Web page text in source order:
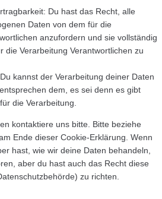
Du hast das Recht, alle
Daten von dem für die
anzufordern und sie vollständig
die Verarbeitung Verantwortlichen zu
kannst der Verarbeitung deiner Daten
dem, es sei denn es gibt
die Verarbeitung.
kontaktiere uns bitte. Bitte beziehe
Ende dieser Cookie-Erklärung. Wenn
hast, wie wir deine Daten behandeln,
aber du hast auch das Recht diese
zu richten.